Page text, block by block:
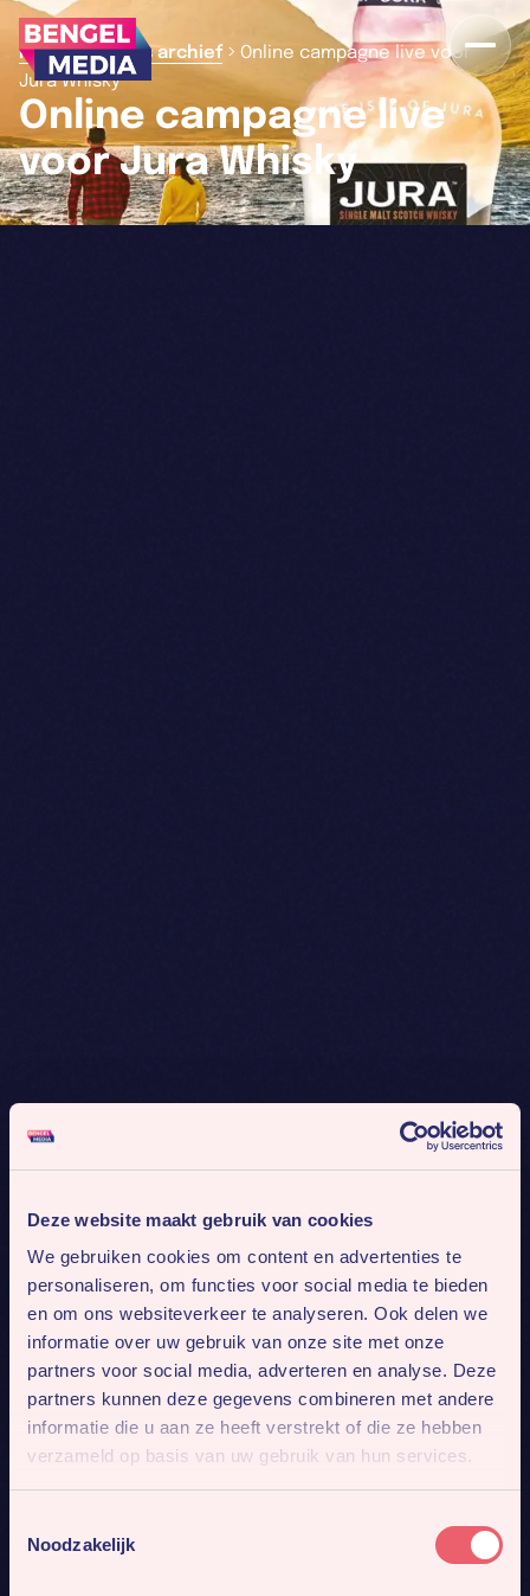
Deze website maakt gebruik van cookies
We gebruiken cookies om content en advertenties te
personaliseren, om functies voor social media te bieden
en om ons websiteverkeer te analyseren. Ook delen we
informatie over uw gebruik van onze site met onze
partners voor social media, adverteren en analyse. Deze
partners kunnen deze gegevens combineren met andere
informatie die u aan ze heeft verstrekt of die ze hebben
verzameld op basis van uw gebruik van hun services.
Noodzakelijk
Home>Nieuws archief> Online campagne live voor
Jura Whisky
Online campagne live
voor Jura Whisky